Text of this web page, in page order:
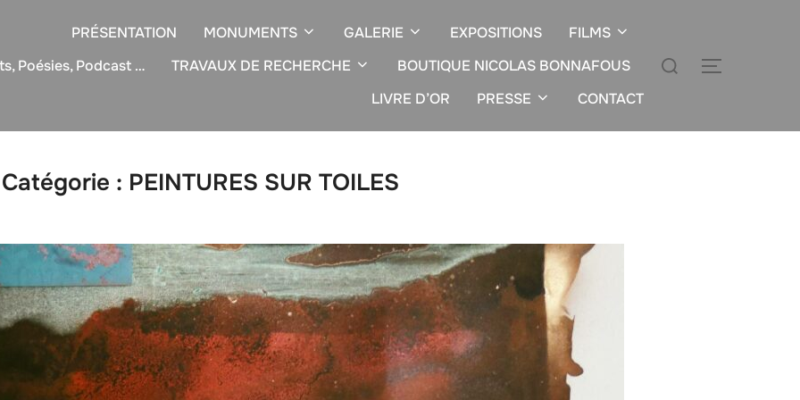
PRÉSENTATION MONUMENTS GALERIE EXPOSITIONS
FILMS
Poésies, Podcast …
TRAVAUX DE RECHERCHE
BOUTIQUE NICOLAS BONNAFOUS
LIVRE D’OR
PRESSE CONTACT
Rechercher :
Catégorie : PEINTURES SUR TOILES